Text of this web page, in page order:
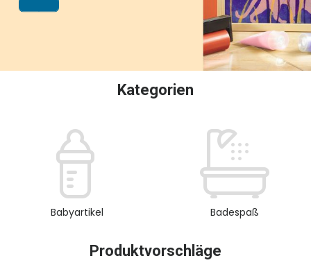
Kategorien
Babyartikel Badespaß
Produktvorschläge